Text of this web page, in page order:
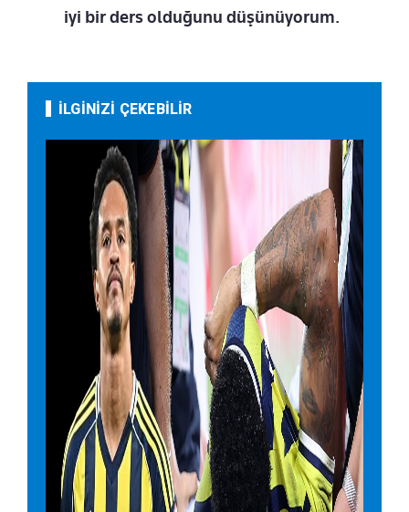
iyi bir ders olduğunu düşünüyorum.
İLGİNİZİ ÇEKEBİLİR